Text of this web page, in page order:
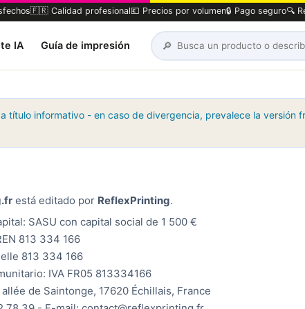
🇫🇷 Calidad profesional💶 Precios por volumen🔒 Pago seguro🔍
IA Guía de impresión 🔎
título informativo - en caso de divergencia, prevalece la versión
está editado por ReflexPrinting.
SASU con capital social de 1 500 €
813 334 166
813 334 166
IVA FR05 813334166
de Saintonge, 17620 Échillais, France